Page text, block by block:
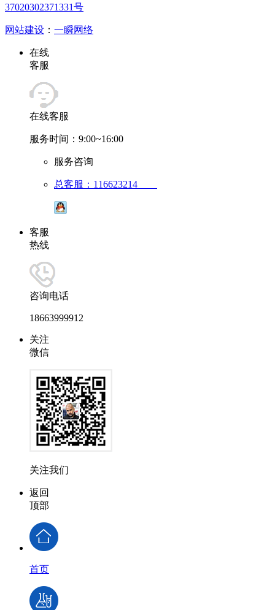
37020302371331号
网站建设 ： 一瞬网络
在线
客服
在线客服
服务时间：9:00~16:00
服务咨询
总客服：116623214
客服
热线
咨询电话
18663999912
关注
微信
关注我们
返回
顶部
首页